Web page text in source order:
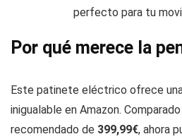
perfecto para tu
Por qué merece la
Este patinete eléctrico ofrece
inigualable en Amazon.
recomendado de 399,99€, ahora